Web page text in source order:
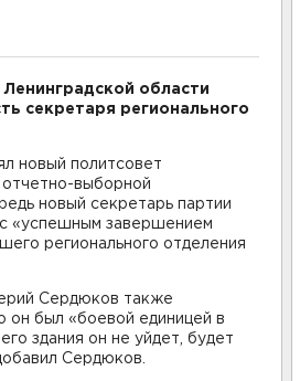
области
секретаря регионального
новый политсовет
отчетно-выборной
новый секретарь партии
«успешным завершением
регионального отделения
Сердюков также
он был «боевой единицей в
здания он не уйдет, будет
Сердюков.